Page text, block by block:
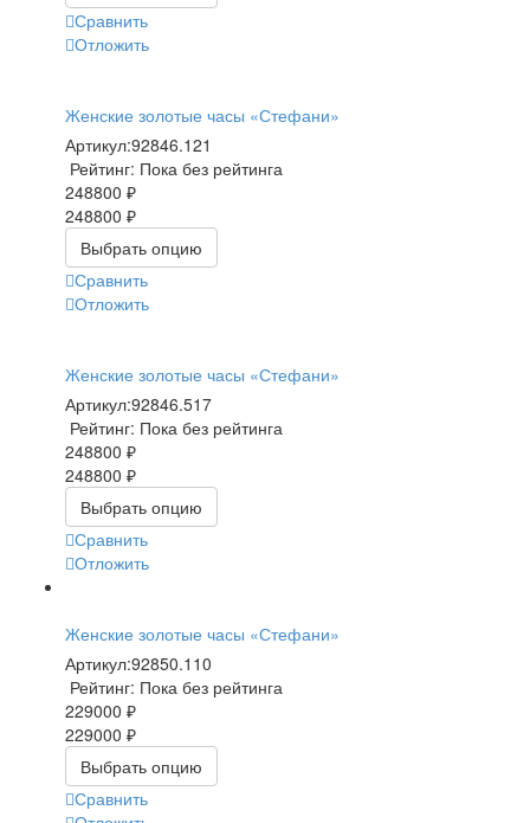
Сравнить
Отложить
Женские золотые часы «Стефани»
Артикул:92846.121
Рейтинг: Пока без рейтинга
248800 ₽
248800 ₽
Выбрать опцию
Сравнить
Отложить
Женские золотые часы «Стефани»
Артикул:92846.517
Рейтинг: Пока без рейтинга
248800 ₽
248800 ₽
Выбрать опцию
Сравнить
Отложить
Женские золотые часы «Стефани»
Артикул:92850.110
Рейтинг: Пока без рейтинга
229000 ₽
229000 ₽
Выбрать опцию
Сравнить